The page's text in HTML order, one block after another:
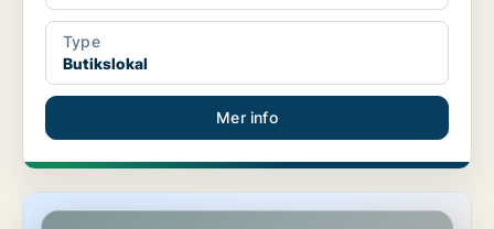
Type
Butikslokal
Mer info
Butikslokal på Södermalm